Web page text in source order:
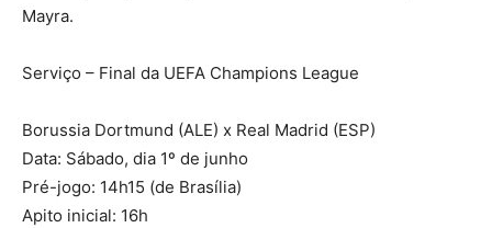
Mayra.
Serviço – Final da UEFA Champions League
Borussia Dortmund (ALE) x Real Madrid (ESP)
Data: Sábado, dia 1º de junho
Pré-jogo: 14h15 (de Brasília)
Apito inicial: 16h